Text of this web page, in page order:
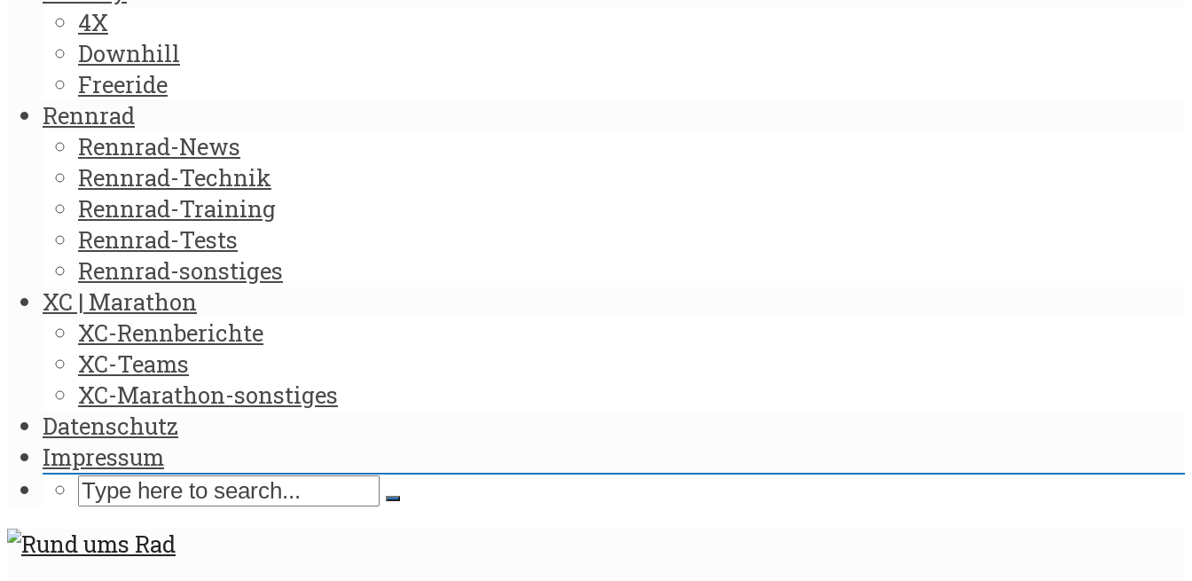
4X
Downhill
Freeride
Rennrad
Rennrad-News
Rennrad-Technik
Rennrad-Training
Rennrad-Tests
Rennrad-sonstiges
XC | Marathon
XC-Rennberichte
XC-Teams
XC-Marathon-sonstiges
Datenschutz
Impressum